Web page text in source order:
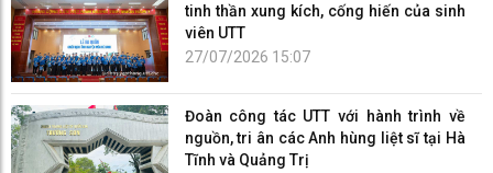
tinh thần xung kích, cống hiến của sinh
viên UTT
27/07/2026 15:07
Đoàn công tác UTT với hành trình về
nguồn, tri ân các Anh hùng liệt sĩ tại Hà
Tĩnh và Quảng Trị